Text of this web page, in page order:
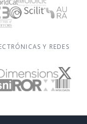
Y REDES